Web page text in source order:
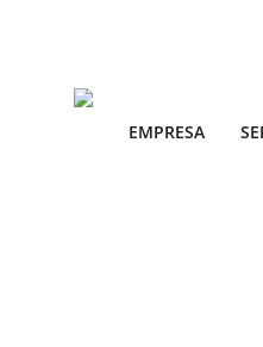
EMPRESA